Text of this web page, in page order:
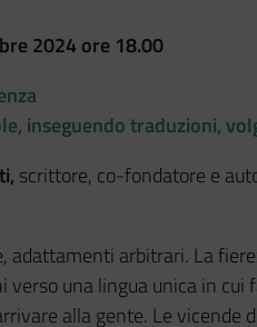
2024 ore 18.00
inseguendo traduzioni,
, scrittore, co-fondatore e
adattamenti arbitrari. La
verso una lingua unica in cui
alla gente. Le vicende